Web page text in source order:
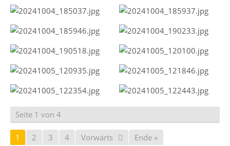
Seite 1 von 4
1 2 3 4 Vorwärts Ende »